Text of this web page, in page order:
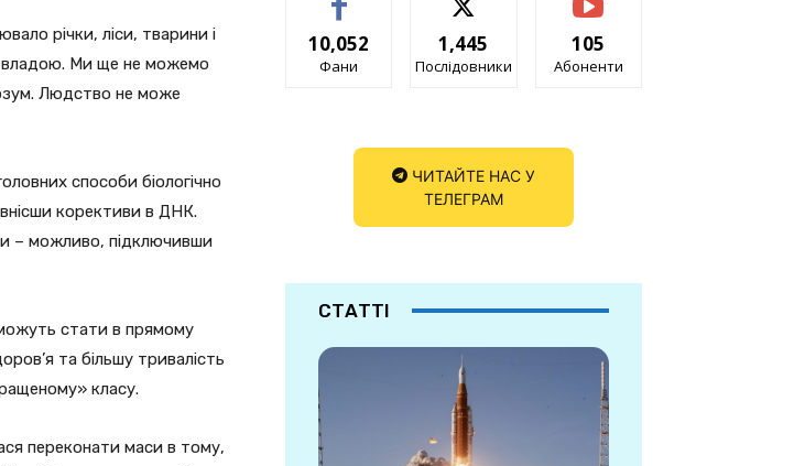
річки, ліси, тварини і
владою. Ми ще не можемо
Людство не може
способи біологічно
корективи в ДНК.
– можливо, підключивши
стати в прямому
та більшу тривалість
класу.
переконати маси в тому,
10,052
Фани
1,445
Послідовники
105
Абоненти
ЧИТАЙТЕ НАС У
ТЕЛЕГРАМ
СТАТТІ